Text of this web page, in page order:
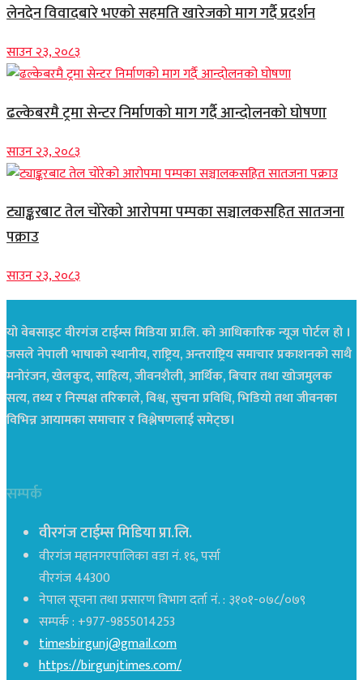
लेनदेन विवादबारे भएको सहमति खारेजको माग गर्दै प्रदर्शन
साउन २३, २०८३
ढल्केबरमै ट्रमा सेन्टर निर्माणको माग गर्दै आन्दोलनको घोषणा
साउन २३, २०८३
ट्याङ्करबाट तेल चोरेको आरोपमा पम्पका सञ्चालकसहित सातजना
पक्राउ
साउन २३, २०८३
यो वेबसाइट वीरगंज टाईम्स मिडिया प्रा.लि. को आधिकारिक न्यूज पोर्टल हो ।
जसले नेपाली भाषाको स्थानीय, राष्ट्रिय, अन्तराष्ट्रिय समाचार प्रकाशनको साथै
मनोरंजन, खेलकुद, साहित्य, जीवनशैली, आर्थिक, बिचार तथा खोजमुलक
सत्य, तथ्य र निस्पक्ष तरिकाले, विश्व, सुचना प्रविधि, भिडियो तथा जीवनका
विभिन्न आयामका समाचार र विश्लेषणलाई समेट्छ।
सम्पर्क
वीरगंज टाईम्स मिडिया प्रा.लि.
वीरगंज महानगरपालिका वडा नं. १६, पर्सा
वीरगंज 44300
नेपाल सूचना तथा प्रसारण विभाग दर्ता नं. : ३१०१-०७८/०७९
सम्पर्क : +977-9855014253
timesbirgunj@gmail.com
https://birgunjtimes.com/